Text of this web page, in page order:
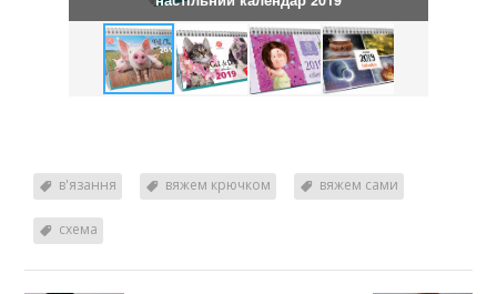
в'язання вяжем крючком вяжем сами
схема